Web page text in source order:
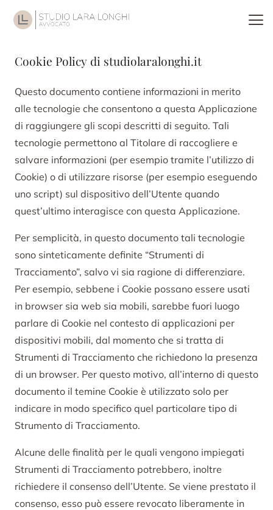
Cookie Policy di studiolaralonghi.it
Questo documento contiene informazioni in merito
alle tecnologie che consentono a questa Applicazione
di raggiungere gli scopi descritti di seguito. Tali
tecnologie permettono al Titolare di raccogliere e
salvare informazioni (per esempio tramite l’utilizzo di
Cookie) o di utilizzare risorse (per esempio eseguendo
uno script) sul dispositivo dell’Utente quando
quest’ultimo interagisce con questa Applicazione.
Per semplicità, in questo documento tali tecnologie
sono sinteticamente definite “Strumenti di
Tracciamento”, salvo vi sia ragione di differenziare.
Per esempio, sebbene i Cookie possano essere usati
in browser sia web sia mobili, sarebbe fuori luogo
parlare di Cookie nel contesto di applicazioni per
dispositivi mobili, dal momento che si tratta di
Strumenti di Tracciamento che richiedono la presenza
di un browser. Per questo motivo, all’interno di questo
documento il temine Cookie è utilizzato solo per
indicare in modo specifico quel particolare tipo di
Strumento di Tracciamento.
Alcune delle finalità per le quali vengono impiegati
Strumenti di Tracciamento potrebbero, inoltre
richiedere il consenso dell’Utente. Se viene prestato il
consenso, esso può essere revocato liberamente in